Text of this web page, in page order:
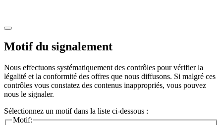
Motif du signalement
Nous effectuons systématiquement des contrôles pour vérifier la
légalité et la conformité des offres que nous diffusons. Si malgré ces
contrôles vous constatez des contenus inappropriés, vous pouvez
nous le signaler.
Sélectionnez un motif dans la liste ci-dessous :
Motif: